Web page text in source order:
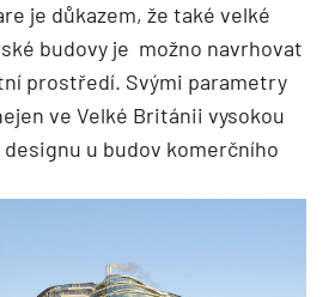
je důkazem, že také velké
budovy je možno navrhovat
prostředí. Svými parametry
ve Velké Británii vysokou
u budov komerčního